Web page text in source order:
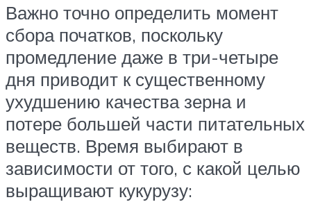
Важно точно определить момент
сбора початков, поскольку
промедление даже в три-четыре
дня приводит к существенному
ухудшению качества зерна и
потере большей части питательных
веществ. Время выбирают в
зависимости от того, с какой целью
выращивают кукурузу: